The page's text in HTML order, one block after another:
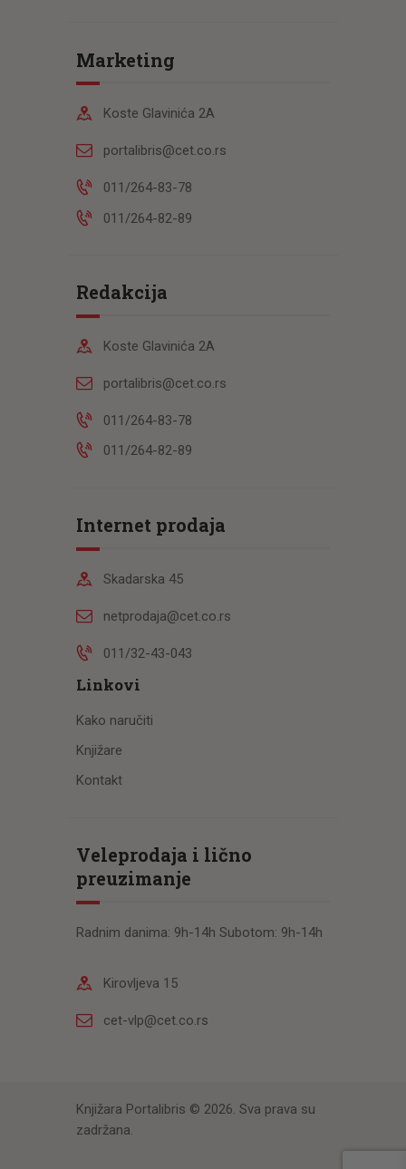
Marketing
Koste Glavinića 2A
portalibris@cet.co.rs
011/264-83-78
011/264-82-89
Redakcija
Koste Glavinića 2A
portalibris@cet.co.rs
011/264-83-78
011/264-82-89
Internet prodaja
Skadarska 45
netprodaja@cet.co.rs
011/32-43-043
Linkovi
Kako naručiti
Knjižare
Kontakt
Veleprodaja i lično
preuzimanje
Radnim danima: 9h-14h Subotom: 9h-14h
Kirovljeva 15
cet-vlp@cet.co.rs
Knjižara Portalibris © 2026. Sva prava su
zadržana.